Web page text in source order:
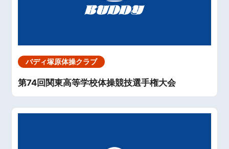
バディ塚原体操クラブ
第74回関東高等学校体操競技選手権大会